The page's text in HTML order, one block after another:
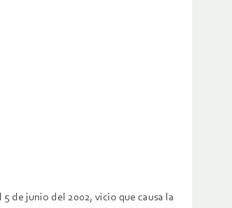
de junio del 2002, vicio que causa la